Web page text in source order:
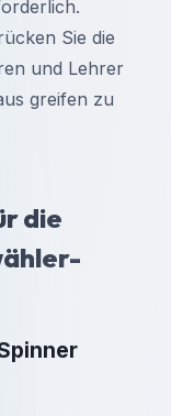
Sie die
und Lehrer
greifen zu
die